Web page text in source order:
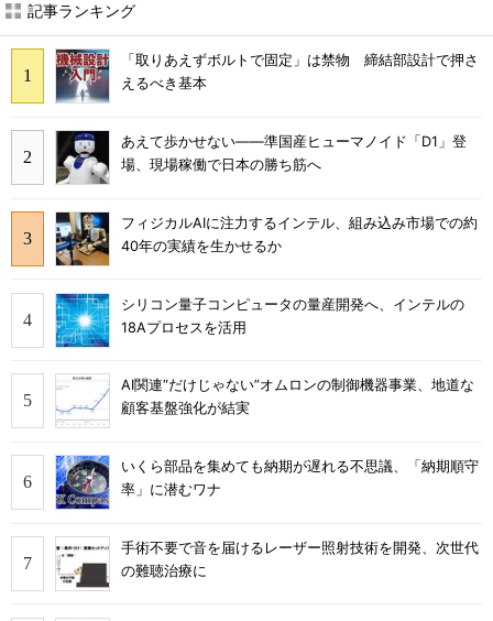
記事ランキング
「取りあえずボルトで固定」は禁物 締結部設計で押さ
えるべき基本
あえて歩かせない――準国産ヒューマノイド「D1」登
場、現場稼働で日本の勝ち筋へ
フィジカルAIに注力するインテル、組み込み市場での約
40年の実績を生かせるか
シリコン量子コンピュータの量産開発へ、インテルの
18Aプロセスを活用
AI関連“だけじゃない”オムロンの制御機器事業、地道な
顧客基盤強化が結実
いくら部品を集めても納期が遅れる不思議、「納期順守
率」に潜むワナ
手術不要で音を届けるレーザー照射技術を開発、次世代
の難聴治療に